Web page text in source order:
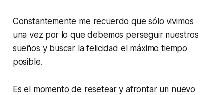
Constantemente me recuerdo que sólo vivimos
una vez por lo que debemos perseguir nuestros
sueños y buscar la felicidad el máximo tiempo
posible.
Es el momento de resetear y afrontar un nuevo